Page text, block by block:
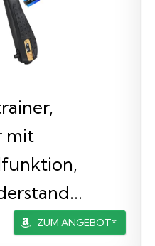
mit
ZUM ANGEBOT*